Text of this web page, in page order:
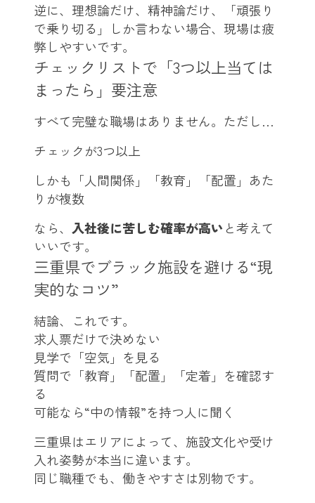
逆に、理想論だけ、精神論だけ、「頑張り
で乗り切る」しか言わない場合、現場は疲
弊しやすいです。
チェックリストで「3つ以上当ては
まったら」要注意
すべて完璧な職場はありません。ただし…
チェックが3つ以上
しかも「人間関係」「教育」「配置」あた
りが複数
なら、 入社後に苦しむ確率が高いと考えて
いいです。
三重県でブラック施設を避ける“現
実的なコツ”
結論、これです。
求人票だけで決めない
見学で「空気」を見る
質問で「教育」「配置」「定着」を確認す
る
可能なら“中の情報”を持つ人に聞く
三重県はエリアによって、施設文化や受け
入れ姿勢が本当に違います。
同じ職種でも、働きやすさは別物です。